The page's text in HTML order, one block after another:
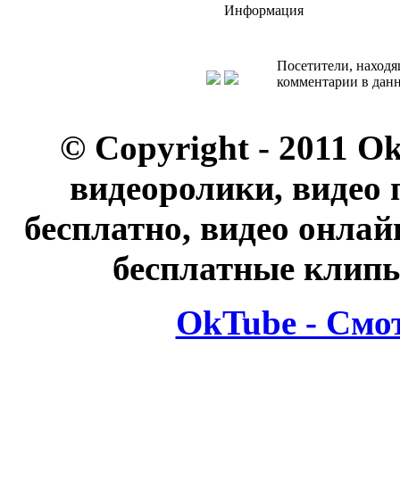
Информация
Посетители,
комментарии в
© Copyright - 2011
видеоролики, видео
бесплатно, видео
бесплатные
OkTube -